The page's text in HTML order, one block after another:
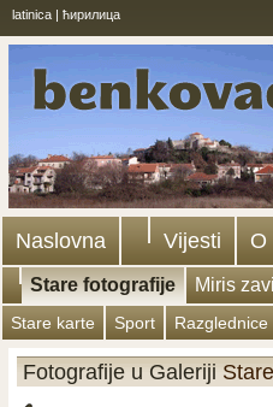
latinica | ћирилица
Naslovna Vijesti O
Stare fotografije Miris
Stare karte Sport Razglednice
Fotografije u Galeriji